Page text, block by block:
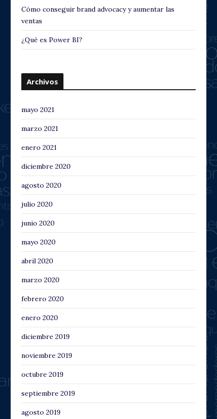
Cómo conseguir brand advocacy y aumentar las
ventas
¿Qué es Power BI?
Archivos
mayo 2021
marzo 2021
enero 2021
diciembre 2020
agosto 2020
julio 2020
junio 2020
mayo 2020
abril 2020
marzo 2020
febrero 2020
enero 2020
diciembre 2019
noviembre 2019
octubre 2019
septiembre 2019
agosto 2019